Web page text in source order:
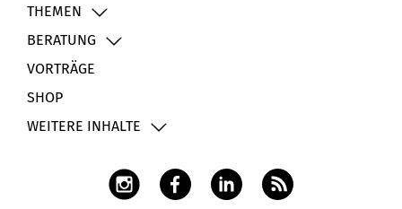
THEMEN
BERATUNG
VORTRÄGE
SHOP
WEITERE INHALTE